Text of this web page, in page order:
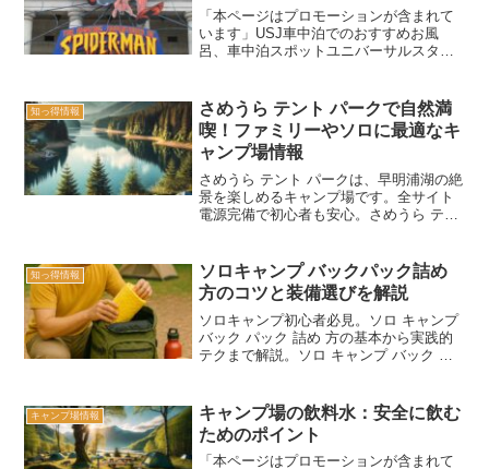
「本ページはプロモーションが含まれて
います」USJ車中泊でのおすすめお風
呂、車中泊スポットユニバーサルスタジ
の車中泊を計画しているあなたへ。車中
泊の旅は自由でワクワク...
知っ得情報
さめうら テント パークで自然満
喫！ファミリーやソロに最適なキ
ャンプ場情報
さめうら テント パークは、早明浦湖の絶
景を楽しめるキャンプ場です。全サイト
電源完備で初心者も安心。さめうら テン
知っ得情報
ソロキャンプ バックパック詰め
方のコツと装備選びを解説
ソロキャンプ初心者必見。ソロ キャンプ
バック パック 詰め 方の基本から実践的
テクまで解説。ソロ キャンプ バック パ
キャンプ場情報
キャンプ場の飲料水：安全に飲む
ためのポイント
「本ページはプロモーションが含まれて